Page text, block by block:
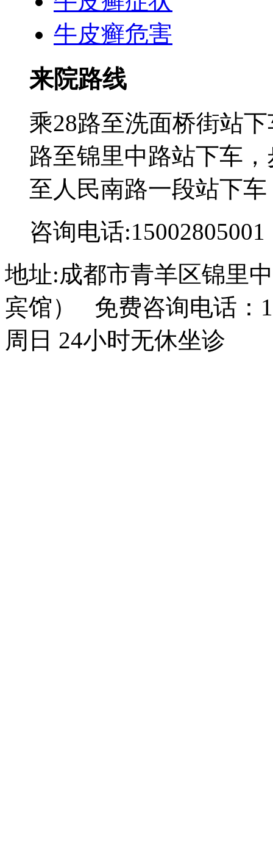
牛皮癣危害
来院路线
乘28路至洗面桥街站
路至锦里中路站下车
至人民南路一段站下
咨询电话:15002805001
地址:成都市青羊区锦里
宾馆） 免费咨询电话：
周日 24小时无休坐诊